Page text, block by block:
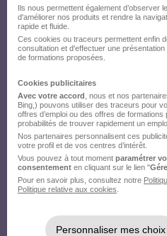
Ils nous permettent également d’observer
d'améliorer nos produits et rendre la
rapide et fluide.
Ces cookies ou traceurs permettent enfin
consultation et d'effectuer une
de formations proposées.
Cookies publicitaires
Avec votre accord , nous et nos
Bing,) pouvons utiliser des traceurs pour
offres d’emploi ou des offres de
probabilités de trouver rapidement un
Nos partenaires personnalisent ces
votre profil et de vos centres d’intérêt.
Vous pouvez à tout moment paramétrer
consentement en cliquant sur le lien "
Pour en savoir plus, consultez notre
Politique relative aux cookies
Personnaliser mes choix